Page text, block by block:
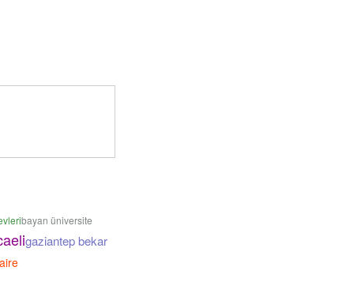
bayan üniversite
gaziantep bekar